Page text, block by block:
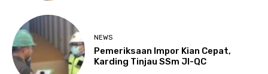
NEWS
Pemeriksaan Impor Kian Cepat,
Karding Tinjau SSm JI-QC